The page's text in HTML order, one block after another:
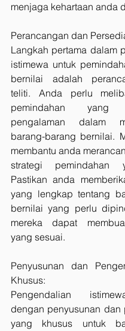
menjaga kehartaan anda
Perancangan dan
Langkah pertama dalam
istimewa untuk
bernilai adalah
teliti. Anda perlu
pemindahan yang
pengalaman dalam
barang-barang bernilai.
membantu anda
strategi pemindahan
Pastikan anda
yang lengkap tentang
bernilai yang perlu
mereka dapat
yang sesuai.
Penyusunan dan
Khusus:
Pengendalian
dengan penyusunan dan
yang khusus untuk